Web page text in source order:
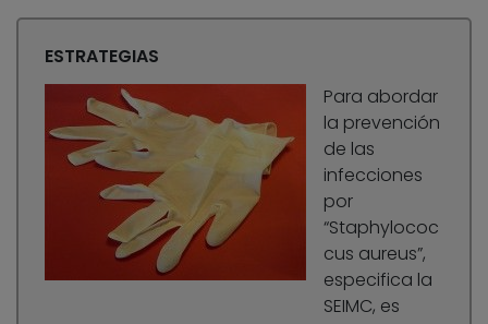
ESTRATEGIAS
Para abordar
la prevención
de las
infecciones
por
“Staphylococ
cus aureus”,
especifica la
SEIMC, es